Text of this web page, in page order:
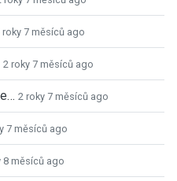
roky 7 měsíců ago
2 roky 7 měsíců ago
2 roky 7 měsíců ago
7 měsíců ago
8 měsíců ago